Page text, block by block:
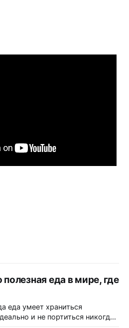
еда в мире, где
еда умеет храниться
и не портиться никогда.